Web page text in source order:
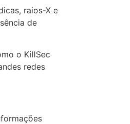
raios-X e
de
o KillSec
redes